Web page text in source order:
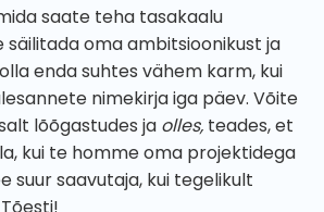
saate teha tasakaalu
säilitada oma ambitsioonikust ja
enda suhtes vähem karm, kui
nimekirja iga päev. Võite
lõõgastudes ja olles, teades, et
kui te homme oma projektidega
suur saavutaja, kui tegelikult